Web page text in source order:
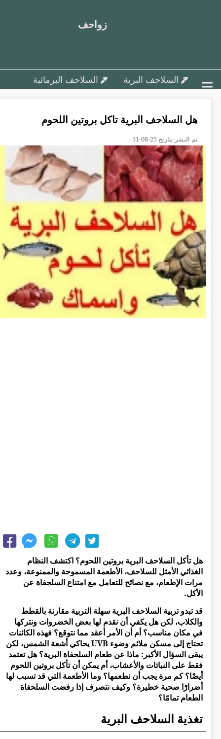
زواحف
السلاحف البرية السلاحف البرمائية
السلاحف البحرية
مقالات متنوعة
هل السلاحف البرية تاكل بروتين اللحوم
تم النشر بتاريخ 25-08-31
هل تأكل السلاحف البرية بروتين اللحوم؟ اكتشف النظام
الغذائي الأمثل للسلاحف، الأطعمة المسموحة والممنوعة، وعدد
مرات الإطعام، مع نصائح للتعامل مع امتناع السلحفاة عن
الأكل.
قد تبدو تربية السلاحف البرية سهلة التربية مقارنة بالقطط
والكلاب، لكن هل يكفي أن نقدم لها بعض الخضروات ونتركها
في مكان مناسب؟ أم أن الأمر أعقد مما نتوقع؟ فهذه الكائنات
تحتاج إلى مسكن ملائم وضوء UVB يحاكي أشعة الشمس، لكن
يبقى السؤال الأكبر: ماذا عن طعام السلحفاة البرية؟ هل تعتمد
فقط على النباتات والأعشاب، أم يمكن أن تأكل بروتين اللحوم
أيضًا؟ كم مرة يجب أن نطعمها؟ وما الأطعمة التي قد تسبب لها
أضرارًا صحية خطيرة؟ وكيف نتصرف إذا رفضت السلحفاة
الطعام تمامًا؟
تغذية السلاحف البرية